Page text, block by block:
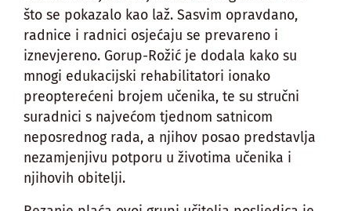
što se pokazalo kao laž. Sasvim opravdano,
radnice i radnici osjećaju se prevareno i
iznevjereno. Gorup-Rožić je dodala kako su
mnogi edukacijski rehabilitatori ionako
preopterećeni brojem učenika, te su stručni
suradnici s najvećom tjednom satnicom
neposrednog rada, a njihov posao predstavlja
nezamjenjivu potporu u životima učenika i
njihovih obitelji.